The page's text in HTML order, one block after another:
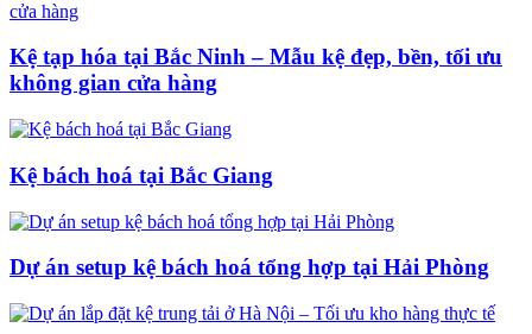
Kệ tạp hóa tại Bắc Ninh – Mẫu kệ đẹp, bền, tối ưu
không gian cửa hàng
Kệ bách hoá tại Bắc Giang
Dự án setup kệ bách hoá tổng hợp tại Hải Phòng